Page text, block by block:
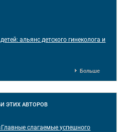
альянс детского гинеколога и
Больше
ЭТИХ АВТОРОВ
слагаемые успешного